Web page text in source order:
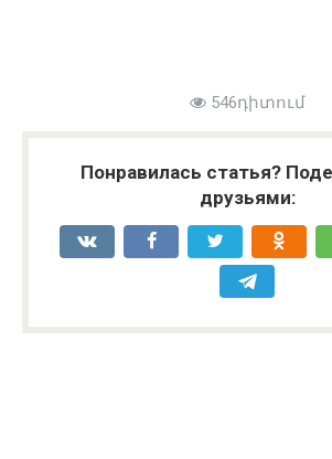
546դիտում
Понравилась статья?
друзьями: